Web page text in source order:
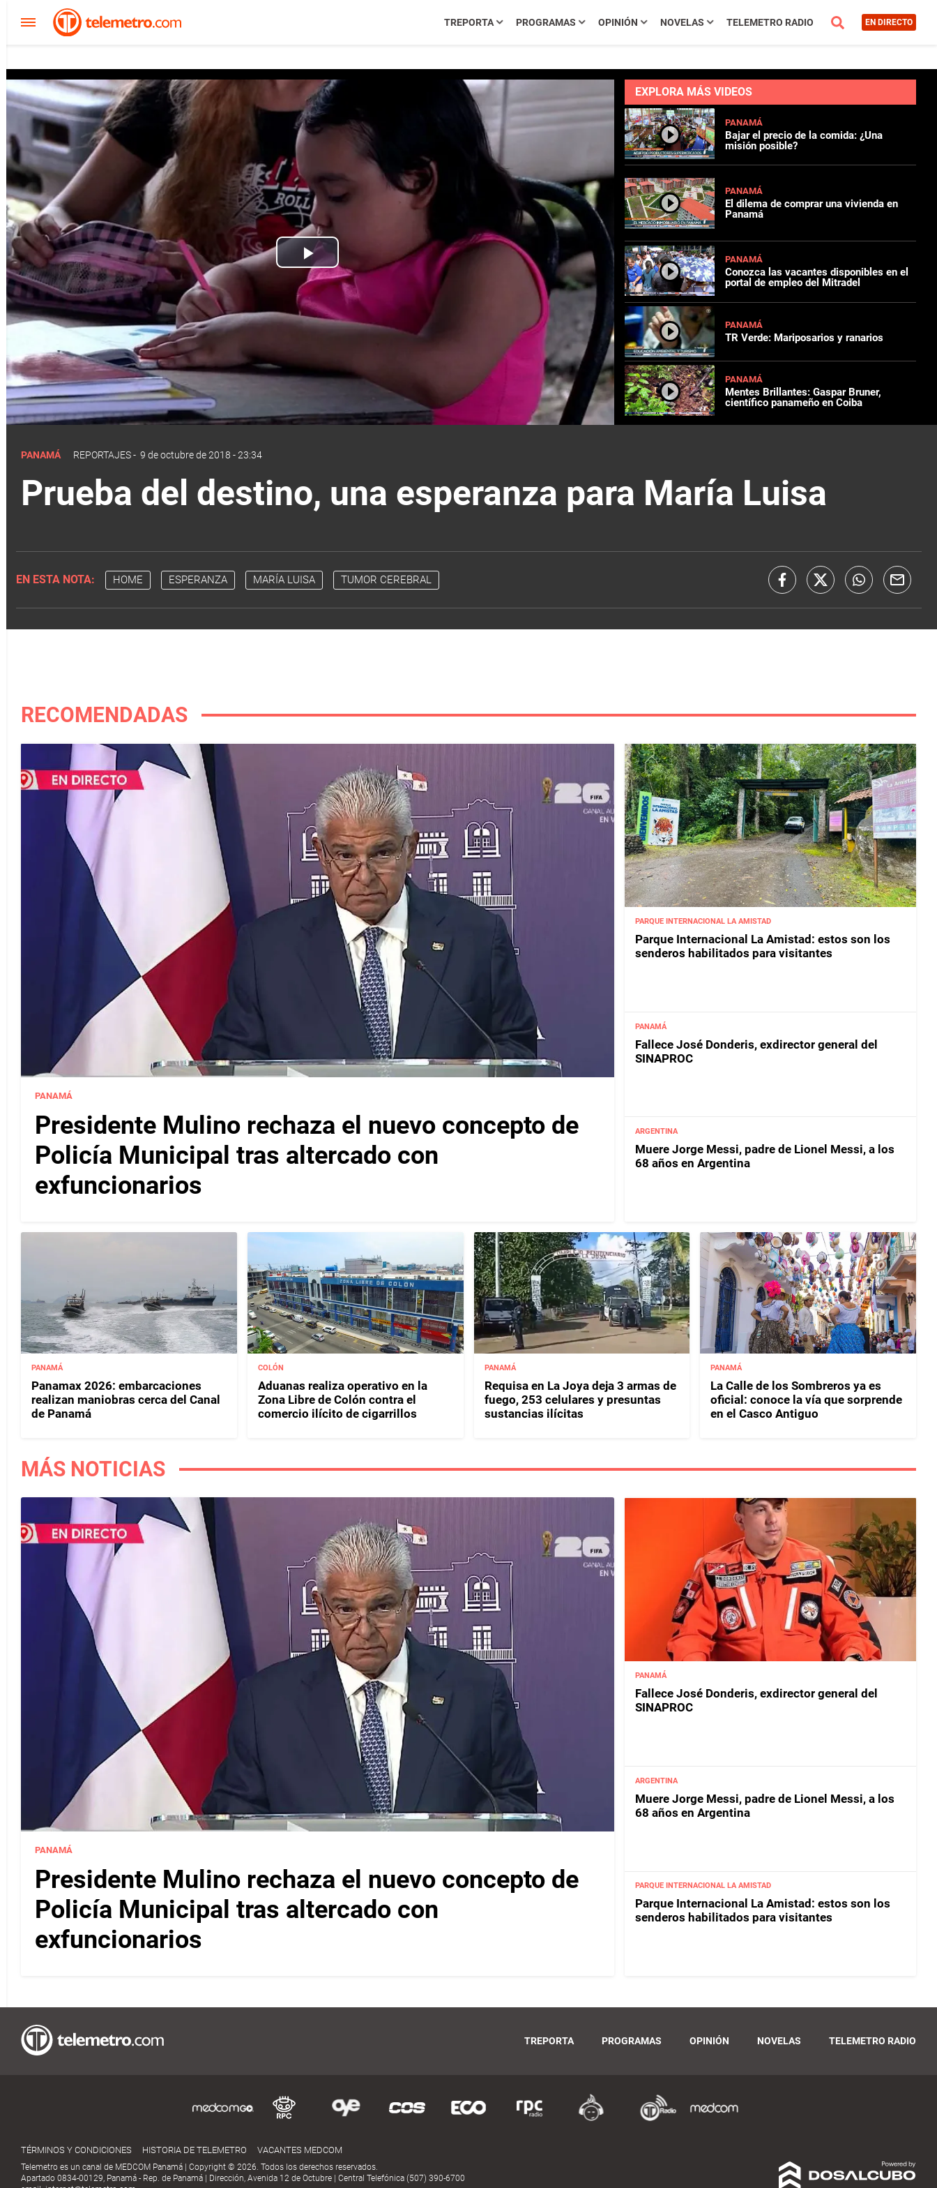
TREPORTA PROGRAMAS OPINIÓN NOVELAS TELEMETRO RADIO EN DIRECTO
Play
Video
EXPLORA MÁS VIDEOS
PANAMÁ
Bajar el precio de la comida: ¿Una
misión posible?
PANAMÁ
El dilema de comprar una vivienda en
Panamá
PANAMÁ
Conozca las vacantes disponibles en el
portal de empleo del Mitradel
PANAMÁ
TR Verde: Mariposarios y ranarios
PANAMÁ
Mentes Brillantes: Gaspar Bruner,
científico panameño en Coiba
PANAMÁ REPORTAJES- 9 de octubre de 2018 - 23:34
Prueba del destino, una esperanza para María Luisa
EN ESTA NOTA: HOME ESPERANZA MARÍA LUISA TUMOR CEREBRAL
RECOMENDADAS
PANAMÁ
Presidente Mulino rechaza el nuevo concepto de
Policía Municipal tras altercado con
exfuncionarios
PARQUE INTERNACIONAL LA AMISTAD
Parque Internacional La Amistad: estos son los
senderos habilitados para visitantes
PANAMÁ
Fallece José Donderis, exdirector general del
SINAPROC
ARGENTINA
Muere Jorge Messi, padre de Lionel Messi, a los
68 años en Argentina
PANAMÁ
Panamax 2026: embarcaciones
realizan maniobras cerca del Canal
de Panamá
COLÓN
Aduanas realiza operativo en la
Zona Libre de Colón contra el
comercio ilícito de cigarrillos
PANAMÁ
Requisa en La Joya deja 3 armas de
fuego, 253 celulares y presuntas
sustancias ilícitas
PANAMÁ
La Calle de los Sombreros ya es
oficial: conoce la vía que sorprende
en el Casco Antiguo
MÁS NOTICIAS
PANAMÁ
Presidente Mulino rechaza el nuevo concepto de
Policía Municipal tras altercado con
exfuncionarios
PANAMÁ
Fallece José Donderis, exdirector general del
SINAPROC
ARGENTINA
Muere Jorge Messi, padre de Lionel Messi, a los
68 años en Argentina
PARQUE INTERNACIONAL LA AMISTAD
Parque Internacional La Amistad: estos son los
senderos habilitados para visitantes
TREPORTA PROGRAMAS OPINIÓN NOVELAS TELEMETRO RADIO
TÉRMINOS Y CONDICIONES HISTORIA DE TELEMETRO VACANTES MEDCOM
Telemetro es un canal de MEDCOM Panamá | Copyright © 2026. Todos los derechos reservados.
Apartado 0834-00129, Panamá - Rep. de Panamá | Dirección, Avenida 12 de Octubre | Central Telefónica (507) 390-6700